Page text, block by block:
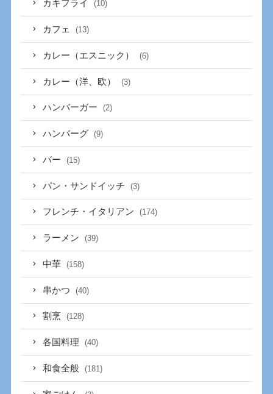
カキフライ (10)
カフェ (13)
カレー（エスニック） (6)
カレー（洋、欧） (3)
ハンバーガー (2)
ハンバーグ (9)
バー (15)
パン・サンドイッチ (3)
フレンチ・イタリアン (174)
ラーメン (39)
中華 (158)
串かつ (40)
割烹 (128)
各国料理 (40)
和食全般 (181)